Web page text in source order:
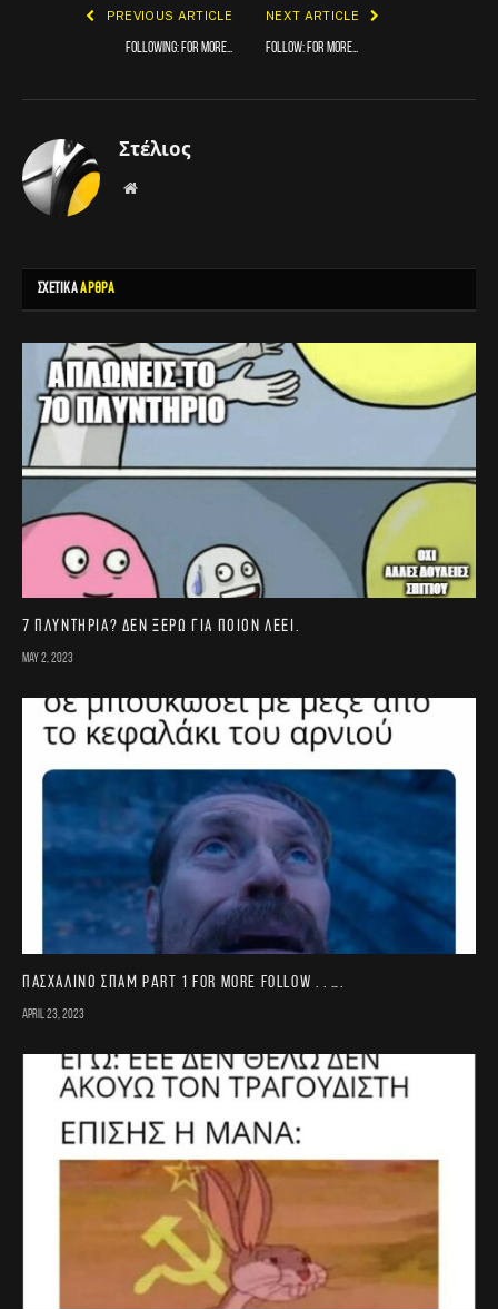
PREVIOUS ARTICLE
FOLLOWING: for more…
NEXT ARTICLE
FOLLOW: for more…
Στέλιος
Website
ΣΧΕΤΙΚΑΑΡΘΡΑ
7 πλυντήρια? Δεν ξέρω για ποιον λέει.
May 2, 2023
Πασχαλινό σπαμ part 1 For more follow . . ….
April 23, 2023